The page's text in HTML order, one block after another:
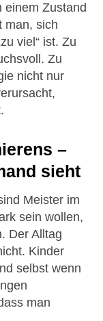
einem Zustand
man, sich
viel“ ist. Zu
Zu
nicht nur
–
sieht
Meister im
sein wollen,
Der Alltag
Kinder
selbst wenn
man